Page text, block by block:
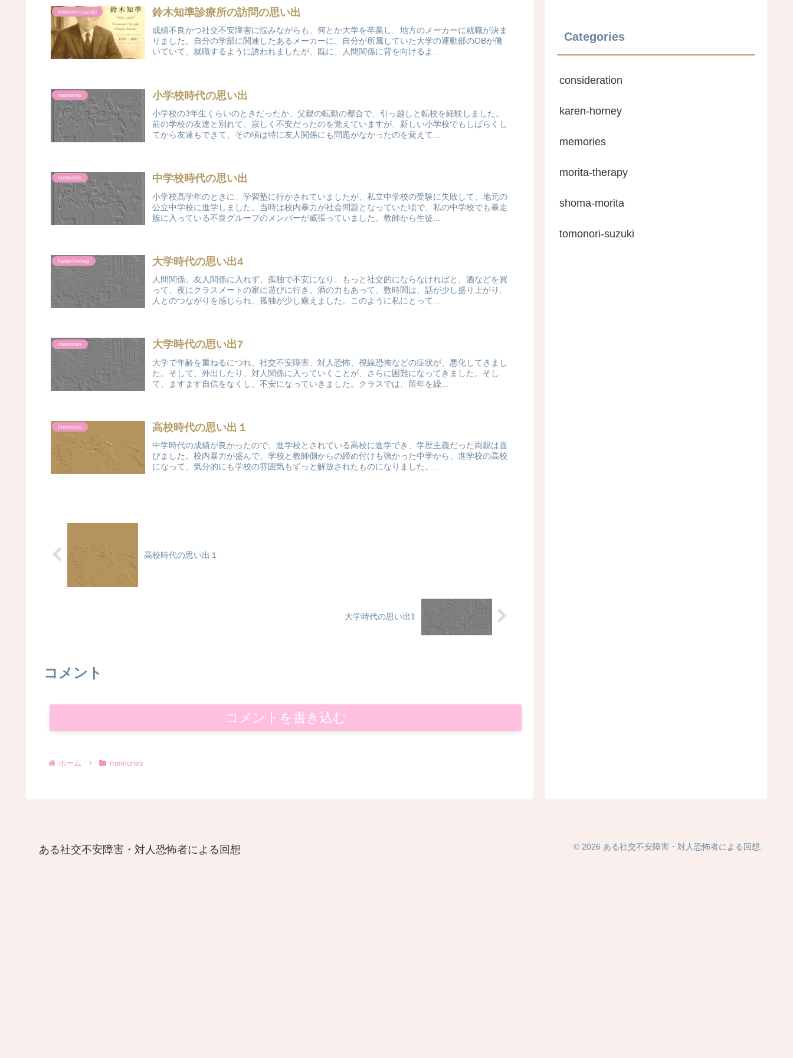
tomonori-suzuki 鈴木知準診療所の訪問の思い出
成績不良かつ社交不安障害に悩みながらも、何とか大学を卒業し、地方のメーカーに就職が決ま
りました。自分の学部に関連したあるメーカーに、自分が所属していた大学の運動部のOBが働
いていて、就職するように誘われましたが、既に、人間関係に背を向けるよ...
memories 小学校時代の思い出
小学校の3年生くらいのときだったか、父親の転勤の都合で、引っ越しと転校を経験しました。
前の学校の友達と別れて、寂しく不安だったのを覚えていますが、新しい小学校でもしばらくし
てから友達もできて、その頃は特に友人関係にも問題がなかったのを覚えて...
memories 中学校時代の思い出
小学校高学年のときに、学習塾に行かされていましたが、私立中学校の受験に失敗して、地元の
公立中学校に進学しました。当時は校内暴力が社会問題となっていた頃で、私の中学校でも暴走
族に入っている不良グループのメンバーが威張っていました。教師から生徒...
karen-horney 大学時代の思い出4
人間関係、友人関係に入れず、孤独で不安になり、もっと社交的にならなければと、酒などを買
って、夜にクラスメートの家に遊びに行き、酒の力もあって、数時間は、話が少し盛り上がり、
人とのつながりを感じられ、孤独が少し癒えました。このように私にとって...
memories 大学時代の思い出7
大学で年齢を重ねるにつれ、社交不安障害、対人恐怖、視線恐怖などの症状が、悪化してきまし
た。そして、外出したり、対人関係に入っていくことが、さらに困難になってきました。そし
て、ますます自信をなくし、不安になっていきました。クラスでは、留年を繰...
memories 高校時代の思い出１
中学時代の成績が良かったので、進学校とされている高校に進学でき、学歴主義だった両親は喜
びました。校内暴力が盛んで、学校と教師側からの締め付けも強かった中学から、進学校の高校
になって、気分的にも学校の雰囲気もずっと解放されたものになりました。...
高校時代の思い出１
大学時代の思い出1
コメント
コメントを書き込む
ホーム memories
Categories
consideration
karen-horney
memories
morita-therapy
shoma-morita
tomonori-suzuki
ある社交不安障害・対人恐怖者による回想 © 2026 ある社交不安障害・対人恐怖者による回想.